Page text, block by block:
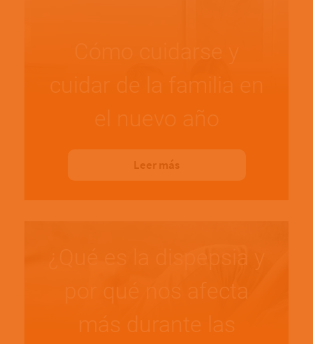
Cómo cuidarse y
cuidar de la familia en
el nuevo año
Leer más
¿Qué es la dispepsia y
por qué nos afecta
más durante las